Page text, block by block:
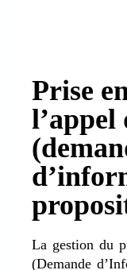
Prise
l’appel
La gestion du
(Demande